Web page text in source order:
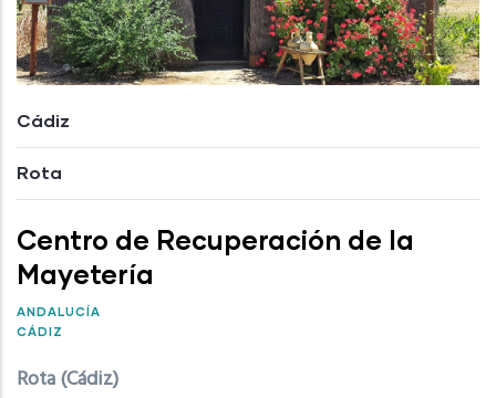
Cádiz
Rota
Centro de Recuperación de la
Mayetería
ANDALUCÍA
CÁDIZ
Rota (Cádiz)